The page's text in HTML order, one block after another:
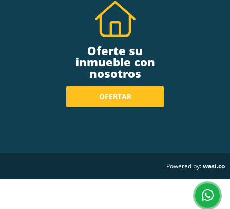
Oferte su
inmueble con
nosotros
OFERTAR
Powered by:wasi.co